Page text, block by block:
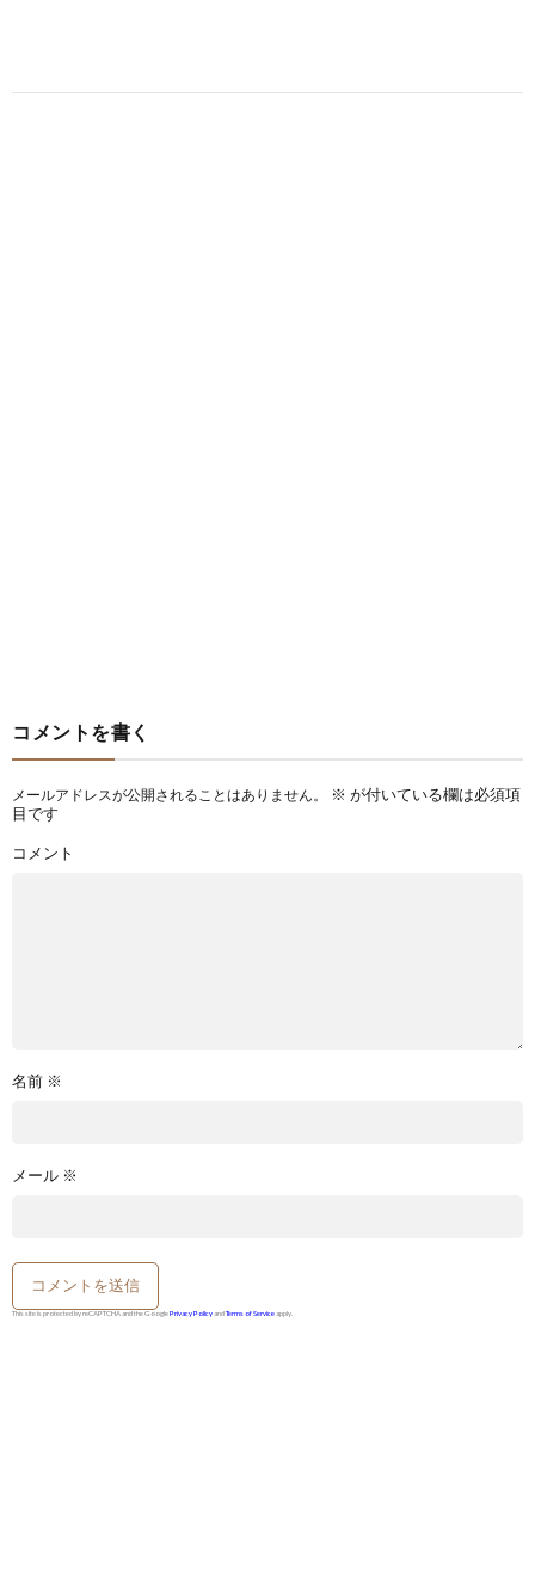
コメントを書く
メールアドレスが公開されることはありません。 ※ が付いている欄は必須項
目です
コメント
名前 ※
メール ※
This site is protected by reCAPTCHA and the GooglePrivacy Policy andTerms of Service apply.